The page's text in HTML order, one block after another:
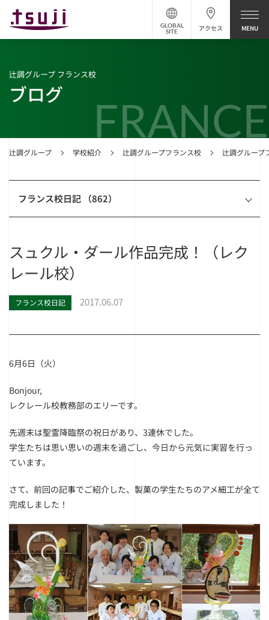
アクセス
GLOBAL
SITE
FRANCE
辻調グループ 学校紹介 辻調グループフランス校 辻調グループ
辻調グループ フランス校
ブログ
フランス校日記 （862）
スュクル・ダール作品完成！（レク
レール校）
フランス校日記 2017.06.07
6月6日（火）
Bonjour,
レクレール校教務部のエリーです。
先週末は聖霊降臨祭の祝日があり、3連休でした。
学生たちは思い思いの週末を過ごし、今日から元気に実習を行っ
ています。
さて、前回の記事でご紹介した、製菓の学生たちのアメ細工が全て
完成しました！